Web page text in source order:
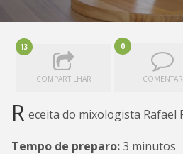
13
COMPARTILHAR
0
COMENTAR
R eceita do mixologista Rafael
Tempo de preparo:3 minutos